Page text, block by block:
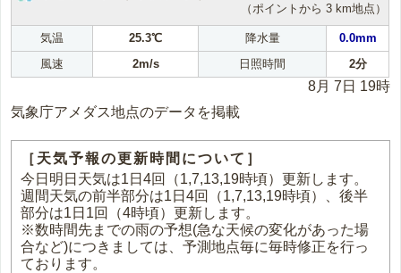
（ポイントから 3 km地点）
気温 25.3℃ 降水量
0.0mm
風速
2m/s 日照時間 2分
8月 7日 19時
気象庁アメダス地点のデータを掲載
［天気予報の更新時間について］
今日明日天気は1日4回（1,7,13,19時頃）更新します。
週間天気の前半部分は1日4回（1,7,13,19時頃）、後半
部分は1日1回（4時頃）更新します。
※数時間先までの雨の予想(急な天候の変化があった場
合など)につきましては、予測地点毎に毎時修正を行っ
ております。